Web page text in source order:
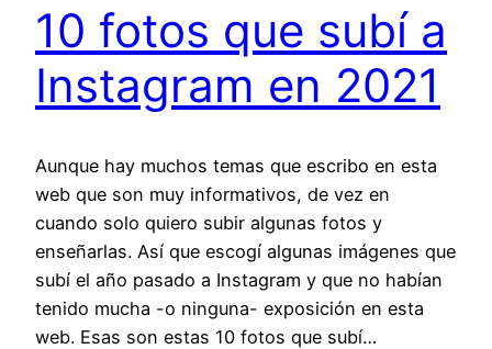
10 fotos que subí a
Instagram en 2021
Aunque hay muchos temas que escribo en esta
web que son muy informativos, de vez en
cuando solo quiero subir algunas fotos y
enseñarlas. Así que escogí algunas imágenes que
subí el año pasado a Instagram y que no habían
tenido mucha -o ninguna- exposición en esta
web. Esas son estas 10 fotos que subí…